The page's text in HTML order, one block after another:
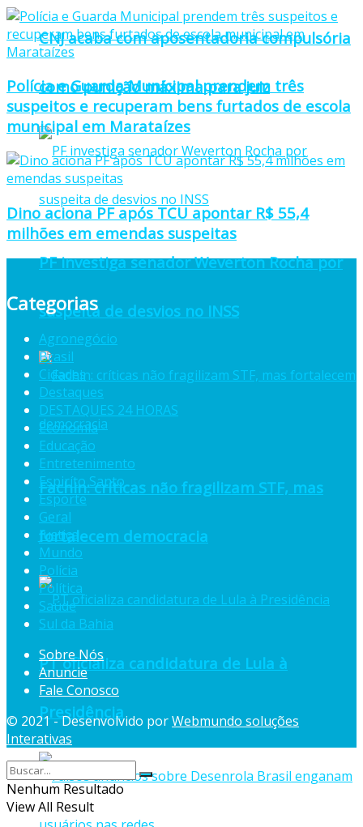
CNJ acaba com aposentadoria compulsória
como punição máxima para juiz
PF investiga senador Weverton Rocha por
suspeita de desvios no INSS
Fachin: críticas não fragilizam STF, mas
fortalecem democracia
PT oficializa candidatura de Lula à
Presidência
Polícia e Guarda Municipal prendem três
suspeitos e recuperam bens furtados de escola
municipal em Marataízes
Dino aciona PF após TCU apontar R$ 55,4
milhões em emendas suspeitas
Categorias
Agronegócio
Brasil
Cidades
Destaques
DESTAQUES 24 HORAS
Economia
Educação
Entretenimento
Espiríto Santo
Esporte
Geral
Justiça
Mundo
Polícia
Política
Saúde
Sul da Bahia
Sobre Nós
Anuncie
Fale Conosco
© 2021 - Desenvolvido porWebmundo soluções
Interativas
Nenhum Resultado
View All Result